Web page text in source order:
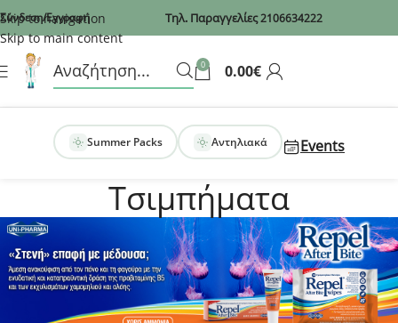
Recaptcha
Skip to navigation
Skip to main content
Σύνδεση/Εγγραφή Τηλ. Παραγγελίες2106634222
0 0.00€
Summer Packs Αντηλιακά Events
Τσιμπήματα